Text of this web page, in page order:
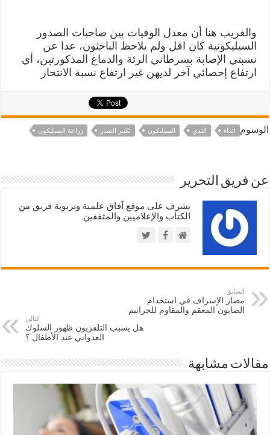
والغريب هنا أن معدل الوفيات بين صاحبات الصدور
السيليكونية كان اقل ولم يلاحظ الباحثون، عدا عن
نسبتي الإصابة بسرطاني الرئة والدماغ المذكورتين، أي
ارتفاع إحصائي آخر لديهن غير ارتفاع نسبة الانتحار
الوسوم اثداء الثدي السيليكون تكبير الصدر زراعة السيليكون
عن فريق التحرير
يشرف على موقع آفاق علمية وتربوية فريق من
الكتاب والإعلاميين والمثقفين
السابق
مضار الإسراف في استخدام
الصابون المعقم والمقاوم للجراثيم
التالي
هل يسبب التلفزيون ظهور السلوك
العدواني عند الأطفال ؟
مقالات مشابهة